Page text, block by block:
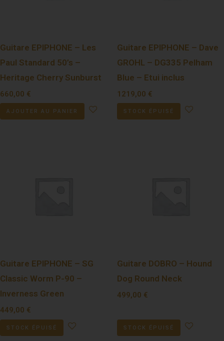
Guitare EPIPHONE – Les
Paul Standard 50’s –
Heritage Cherry Sunburst
660,00 €
AJOUTER AU PANIER
Guitare EPIPHONE – Dave
GROHL – DG335 Pelham
Blue – Etui inclus
1219,00 €
STOCK ÉPUISÉ
Guitare EPIPHONE – SG
Classic Worm P-90 –
Inverness Green
449,00 €
STOCK ÉPUISÉ
Guitare DOBRO – Hound
Dog Round Neck
499,00 €
STOCK ÉPUISÉ